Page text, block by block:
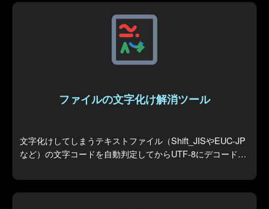
ファイルの文字化け解消ツール
文字化けしてしまうテキストファイル（Shift_JISやEUC-JP
など）の文字コードを自動判定してからUTF-8にデコード